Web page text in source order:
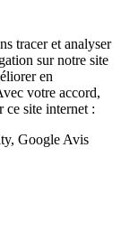
tracer et analyser
sur notre site
en
votre accord,
ce site internet :
Google Avis